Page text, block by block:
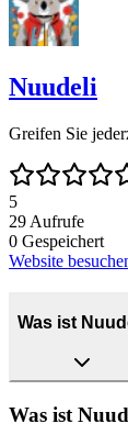
Nuudeli
Greifen Sie
5
29 Aufrufe
0 Gespeichert
Website
Was ist
Was ist